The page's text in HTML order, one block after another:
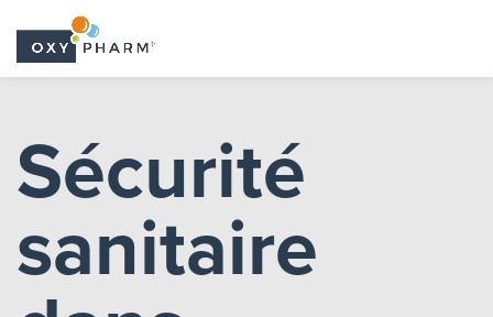
the
content
Sécurité
sanitaire